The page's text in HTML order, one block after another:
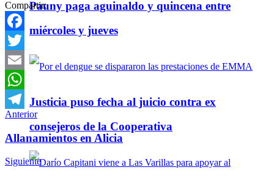
Pauny paga aguinaldo y quincena entre
miércoles y jueves
Justicia puso fecha al juicio contra ex
consejeros de la Cooperativa
Compartir:
Facebook
Twitter
Email
WhatsApp
Telegram
Anterior
Allanamientos en Alicia
Siguiente